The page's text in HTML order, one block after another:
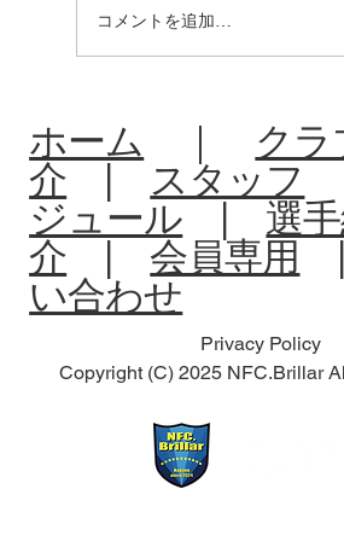
コメントを追加…
ホーム ｜ クラ
介
スタッフ
ジュール
選
介 |会員専用
い合わせ
Privacy Policy
Copyright (C) 2025 NFC.Brillar